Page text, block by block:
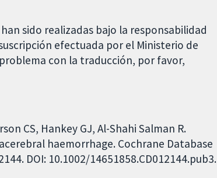
sido realizadas bajo la responsabilidad
efectuada por el Ministerio de
con la traducción, por favor,
CS, Hankey GJ, Al-Shahi Salman R.
haemorrhage. Cochrane Database
DOI: 10.1002/14651858.CD012144.pub3.